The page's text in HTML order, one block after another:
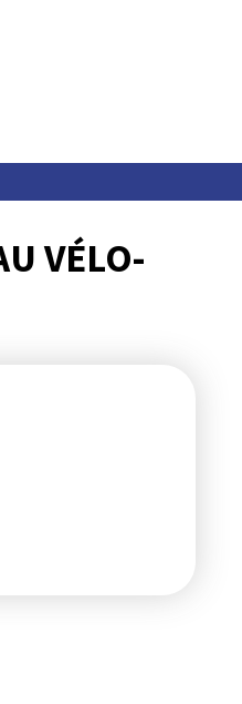
VÉLO-